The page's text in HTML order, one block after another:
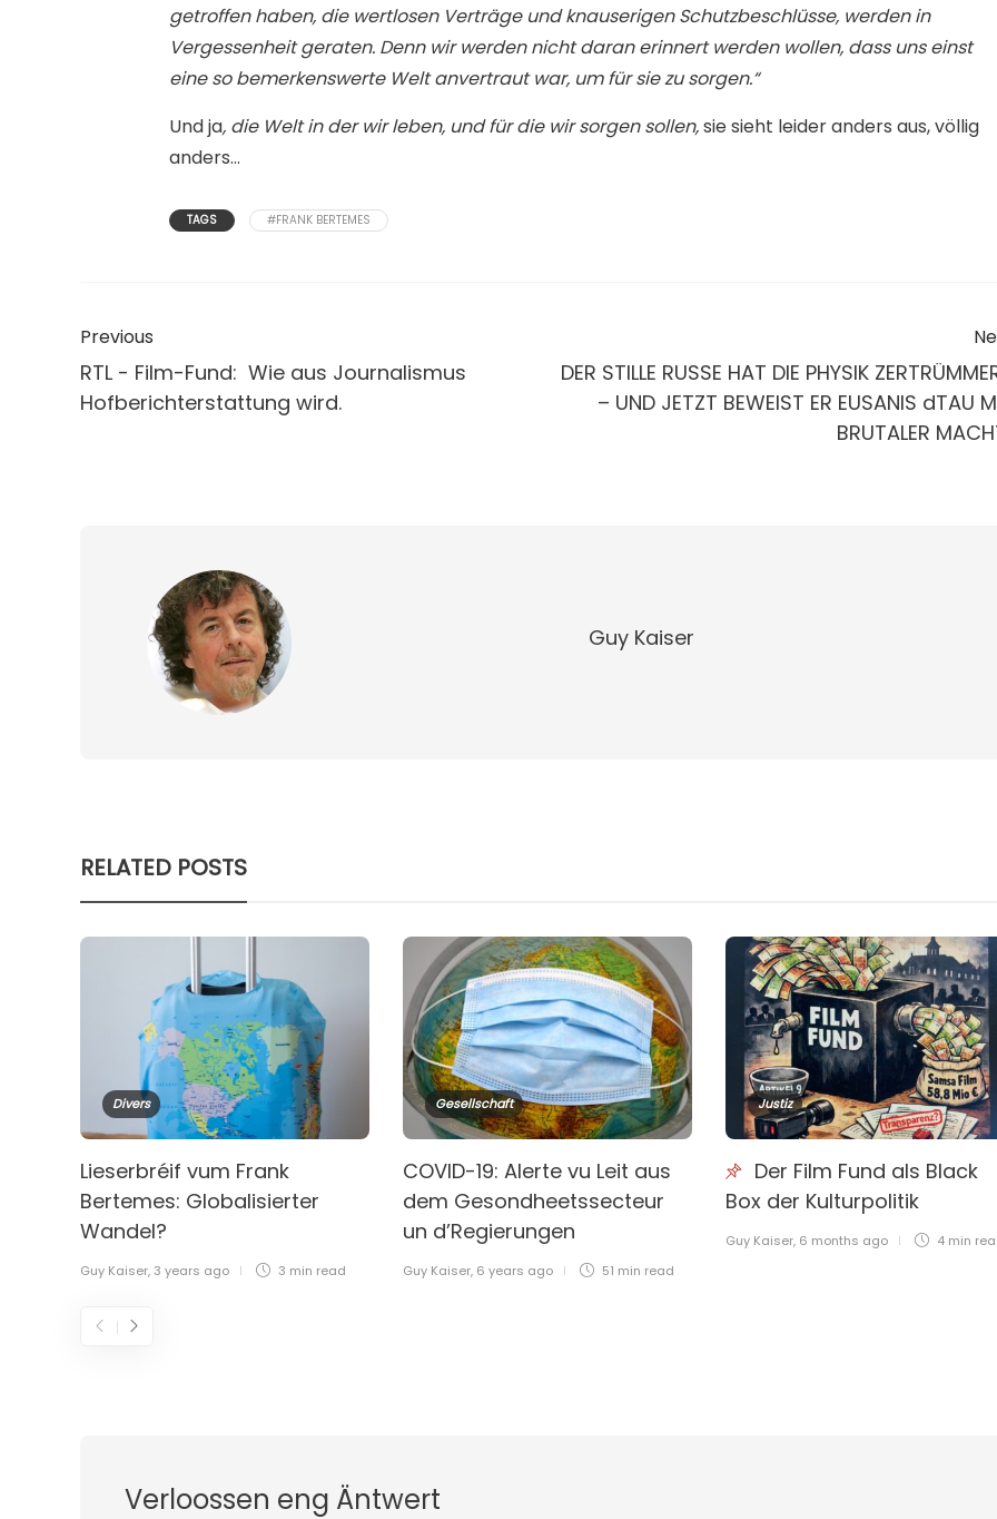
getroffen haben, die wertlosen Verträge und knauserigen Schutzbeschlüsse, werden in
Vergessenheit geraten. Denn wir werden nicht daran erinnert werden wollen, dass uns einst
eine so bemerkenswerte Welt anvertraut war, um für sie zu sorgen.“
Und ja, die Welt in der wir leben, und für die wir sorgen sollen,sie sieht leider anders aus, völlig
anders…
TAGS #FRANK BERTEMES
Previous
RTL - Film-Fund: Wie aus Journalismus
Hofberichterstattung wird.
DER STILLE RUSSE HAT DIE PHYSIK
– UND JETZT BEWEIST ER EUSANIS dTAU
BRUTALER
Guy Kaiser
RELATED POSTS
Divers
Lieserbréif vum Frank
Bertemes: Globalisierter
Wandel?
Guy Kaiser, 3 years ago 3 min read
Gesellschaft
COVID-19: Alerte vu Leit aus
dem Gesondheetssecteur
un d’Regierungen
Guy Kaiser, 6 years ago 51 min read
Justiz
Der Film Fund als Black
Box der Kulturpolitik
Guy Kaiser, 6 months ago 4 min
Verloossen eng Äntwert